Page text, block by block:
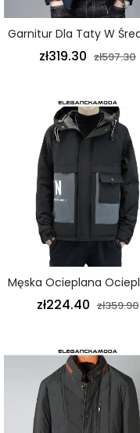
zł319.30 zł597.30
zł224.40 zł359.90